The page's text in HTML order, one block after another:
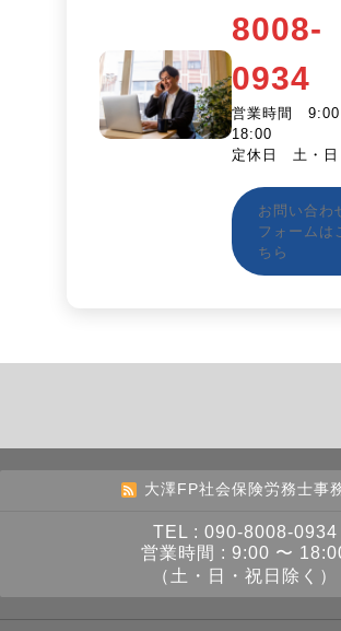
8008-
0934
営業時間 9:00
18:00
定休日 土・日
お問い合わ
フォームは
ちら
大澤FP社会保険労務士事
TEL : 090-8008-0934
営業時間 : 9:00 〜
（土・日・祝日除く）